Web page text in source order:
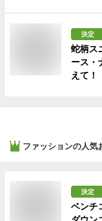
決定
蛇柄ス
ース・
えて！
ファッションの人気
決定
ベンチ